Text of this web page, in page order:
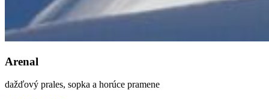
Arenal
dažďový prales, sopka a horúce pramene